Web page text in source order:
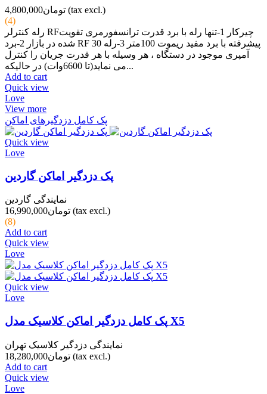
تومان4,800,000 (tax excl.)
(4)
رله کنترلر RFچیرکار 1-تنها رله با برد قدرت ترانسفورمری تقویت
شده در بازار 2-برد RF پیشرفته با برد مفید ریموت 100متر 3-رله 30
آمپری موجود در دستگاه ، هر وسیله با هر قدرت جریان را کنترل
می نماید(تا 6600وات) در حالیکه...
Add to cart
Quick view
Love
View more
پک کامل دزدگیرهای اماکن
Quick view
Love
پک دزدگیر اماکن گاردین
نمایندگی گاردین
تومان16,990,000 (tax excl.)
(8)
Add to cart
Quick view
Love
Quick view
Love
پک کامل دزدگیر اماکن کلاسیک مدل X5
نمایندگی دزدگیر کلاسیک تهران
تومان18,280,000 (tax excl.)
Add to cart
Quick view
Love